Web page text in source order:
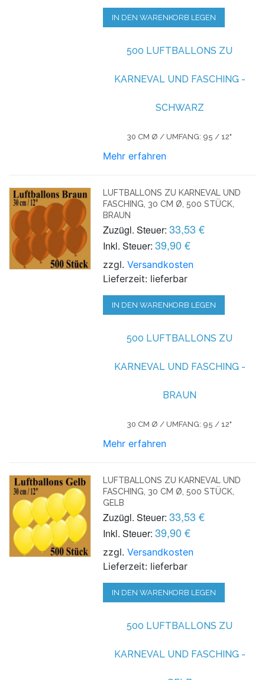
IN DEN WARENKORB LEGEN
500 LUFTBALLONS ZU
KARNEVAL UND FASCHING -
SCHWARZ
30 CM Ø / UMFANG: 95 / 12"
Mehr erfahren
LUFTBALLONS ZU KARNEVAL UND
FASCHING, 30 CM Ø, 500 STÜCK,
BRAUN
Zuzügl. Steuer: 33,53 €
Inkl. Steuer: 39,90 €
zzgl.Versandkosten
Lieferzeit: lieferbar
IN DEN WARENKORB LEGEN
500 LUFTBALLONS ZU
KARNEVAL UND FASCHING -
BRAUN
30 CM Ø / UMFANG: 95 / 12"
Mehr erfahren
LUFTBALLONS ZU KARNEVAL UND
FASCHING, 30 CM Ø, 500 STÜCK,
GELB
Zuzügl. Steuer: 33,53 €
Inkl. Steuer: 39,90 €
zzgl.Versandkosten
Lieferzeit: lieferbar
IN DEN WARENKORB LEGEN
500 LUFTBALLONS ZU
KARNEVAL UND FASCHING -